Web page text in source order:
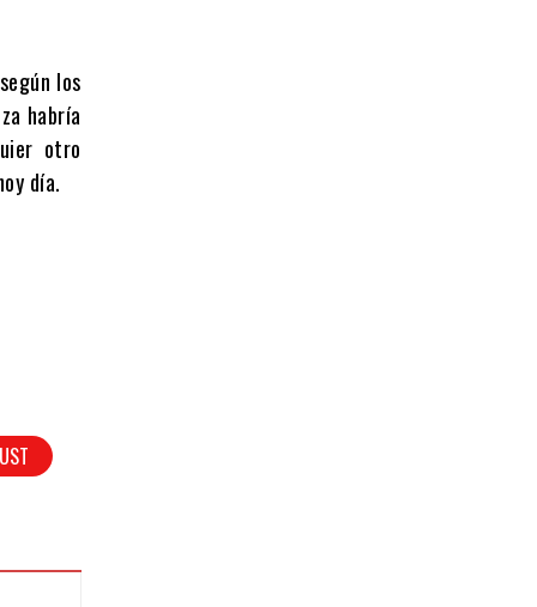
los
habría
otro
día.